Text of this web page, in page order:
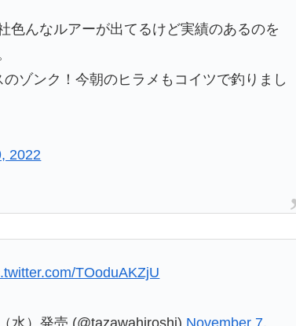
色んなルアーが出てるけど実績のあるのを
ゾンク！今朝のヒラメもコイツで釣りまし
2022
TOoduAKZjU
水）発売 (@tazawahiroshi) November 7,